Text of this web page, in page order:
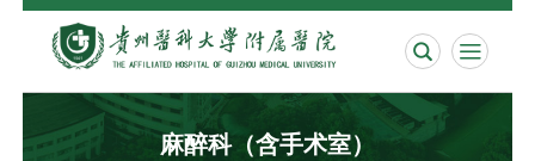
 
麻醉科（含手术室）